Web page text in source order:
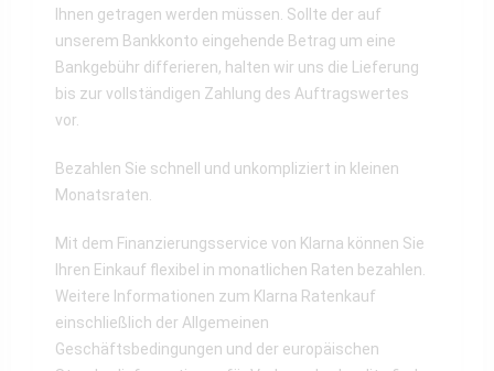
Ihnen getragen werden müssen. Sollte der auf
unserem Bankkonto eingehende Betrag um eine
Bankgebühr differieren, halten wir uns die Lieferung
bis zur vollständigen Zahlung des Auftragswertes
vor.
Bezahlen Sie schnell und unkompliziert in kleinen
Monatsraten.
Mit dem Finanzierungsservice von Klarna können Sie
Ihren Einkauf flexibel in monatlichen Raten bezahlen.
Weitere Informationen zum Klarna Ratenkauf
einschließlich der Allgemeinen
Geschäftsbedingungen und der europäischen